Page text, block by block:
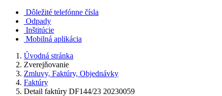
Dôležité telefónne čísla
Odpady
Inštitúcie
Mobilná aplikácia
Úvodná stránka
Zverejňovanie
Zmluvy, Faktúry, Objednávky
Faktúry
Detail faktúry DF144/23 20230059